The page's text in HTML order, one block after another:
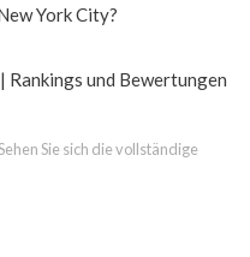
York City?
und Bewertungen
Sie sich die vollständige